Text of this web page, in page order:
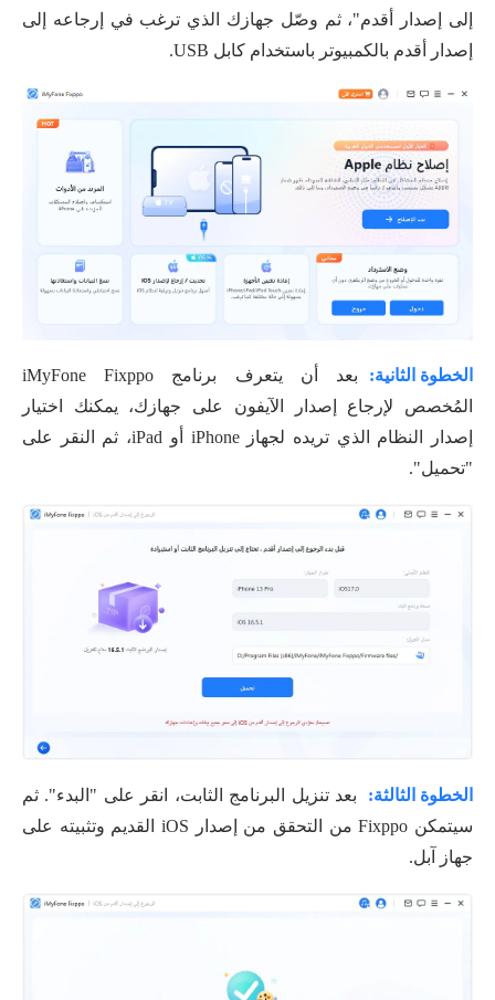
إلى إصدار أقدم"، ثم وصّل جهازك الذي ترغب في إرجاعه إلى
إصدار أقدم بالكمبيوتر باستخدام كابل USB.
الخطوة الثانية:
بعد أن يتعرف برنامج iMyFone Fixppo
المُخصص لإرجاع إصدار الآيفون على جهازك، يمكنك اختيار
إصدار النظام الذي تريده لجهاز iPhone أو iPad، ثم النقر على
"تحميل".
الخطوة الثالثة:
بعد تنزيل البرنامج الثابت، انقر على "البدء". ثم
سيتمكن Fixppo من التحقق من إصدار iOS القديم وتثبيته على
جهاز آبل.